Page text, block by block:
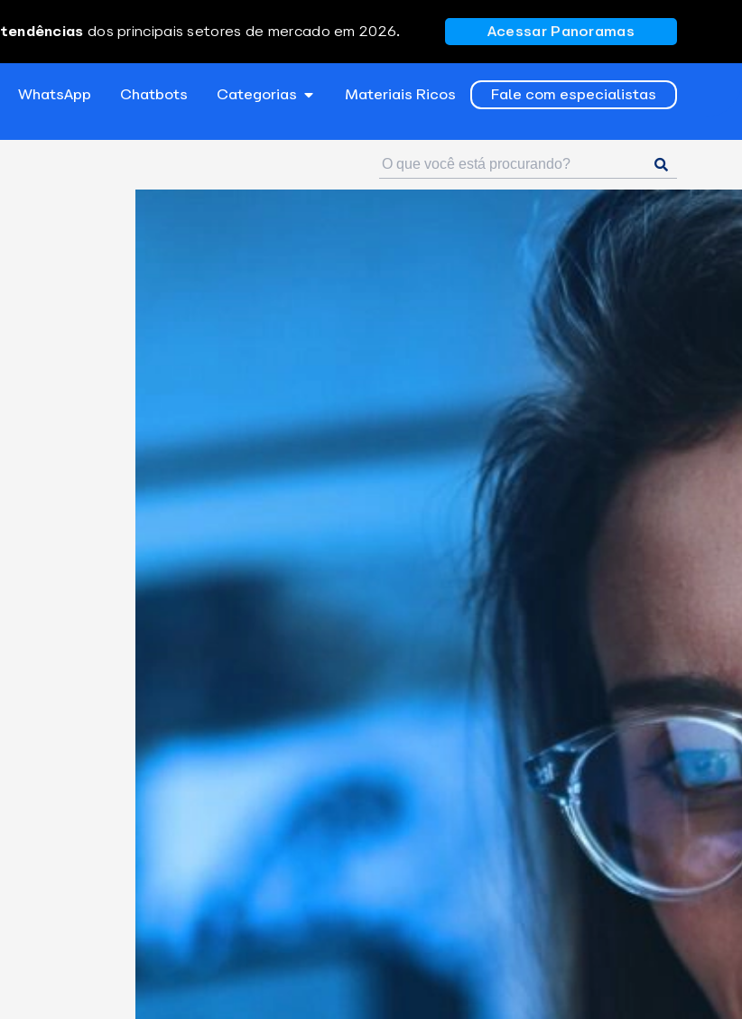
tendências dos principais setores de mercado em 2026. Acessar Panoramas
WhatsApp Chatbots Categorias Materiais Ricos Fale com especialistas